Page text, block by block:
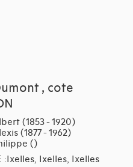
, cote
(1853 - 1920)
(1877 - 1962)
()
:Ixelles, Ixelles, Ixelles